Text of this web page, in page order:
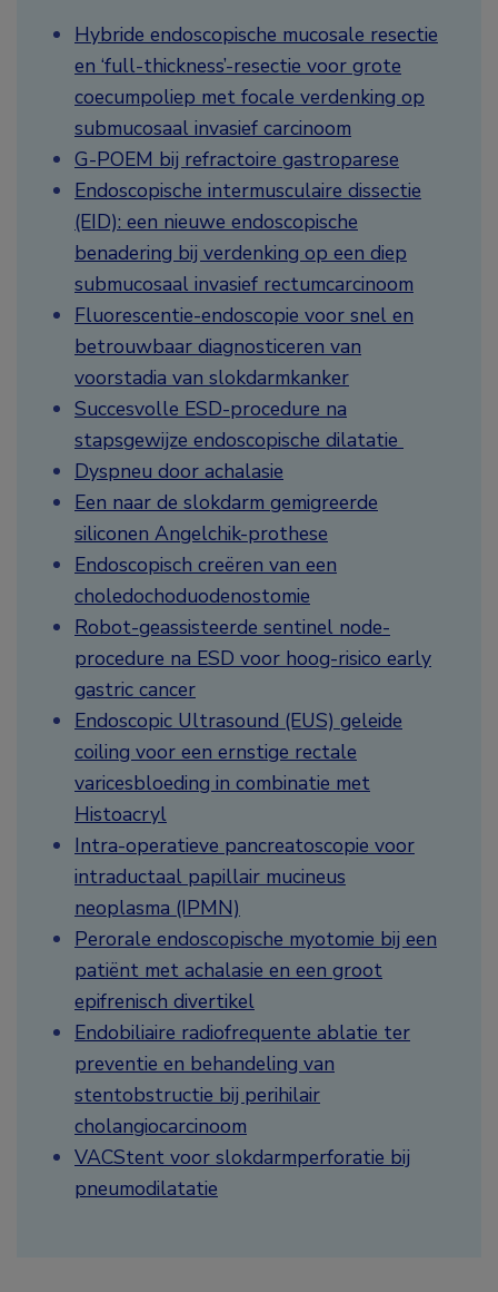
Hybride endoscopische mucosale resectie
en ‘full-thickness’-resectie voor grote
coecumpoliep met focale verdenking op
submucosaal invasief carcinoom
G-POEM bij refractoire gastroparese
Endoscopische intermusculaire dissectie
(EID): een nieuwe endoscopische
benadering bij verdenking op een diep
submucosaal invasief rectumcarcinoom
Fluorescentie-endoscopie voor snel en
betrouwbaar diagnosticeren van
voorstadia van slokdarmkanker
Succesvolle ESD-procedure na
stapsgewijze endoscopische dilatatie
Dyspneu door achalasie
Een naar de slokdarm gemigreerde
siliconen Angelchik-prothese
Endoscopisch creëren van een
choledochoduodenostomie
Robot-geassisteerde sentinel node-
procedure na ESD voor hoog-risico early
gastric cancer
Endoscopic Ultrasound (EUS) geleide
coiling voor een ernstige rectale
varicesbloeding in combinatie met
Histoacryl
Intra-operatieve pancreatoscopie voor
intraductaal papillair mucineus
neoplasma (IPMN)
Perorale endoscopische myotomie bij een
patiënt met achalasie en een groot
epifrenisch divertikel
Endobiliaire radiofrequente ablatie ter
preventie en behandeling van
stentobstructie bij perihilair
cholangiocarcinoom
VACStent voor slokdarmperforatie bij
pneumodilatatie